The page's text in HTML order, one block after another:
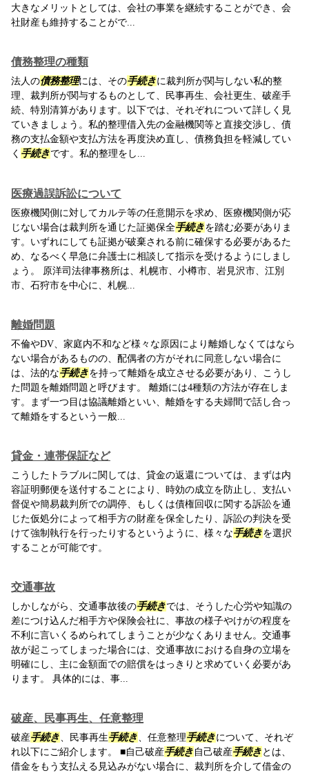
大きなメリットとしては、会社の事業を継続することができ、会
社財産も維持することがで...
債務整理の種類
法人の債務整理には、その手続きに裁判所が関与しない私的整
理、裁判所が関与するものとして、民事再生、会社更生、破産手
続、特別清算があります。以下では、それぞれについて詳しく見
ていきましょう。私的整理借入先の金融機関等と直接交渉し、債
務の支払金額や支払方法を再度決め直し、債務負担を軽減してい
く 手続きです。私的整理をし...
医療過誤訴訟について
医療機関側に対してカルテ等の任意開示を求め、医療機関側が応
じない場合は裁判所を通じた証拠保全手続きを踏む必要がありま
す。いずれにしても証拠が破棄される前に確保する必要があるた
め、なるべく早急に弁護士に相談して指示を受けるようにしまし
ょう。 原洋司法律事務所は、札幌市、小樽市、岩見沢市、江別
市、石狩市を中心に、札幌...
離婚問題
不倫やDV、家庭内不和など様々な原因により離婚しなくてはなら
ない場合があるものの、配偶者の方がそれに同意しない場合に
は、法的な手続きを持って離婚を成立させる必要があり、こうし
た問題を離婚問題と呼びます。 離婚には4種類の方法が存在しま
す。まず一つ目は協議離婚といい、離婚をする夫婦間で話し合っ
て離婚をするという一般...
貸金・連帯保証など
こうしたトラブルに関しては、貸金の返還については、まずは内
容証明郵便を送付することにより、時効の成立を防止し、支払い
督促や簡易裁判所での調停、もしくは債権回収に関する訴訟を通
じた仮処分によって相手方の財産を保全したり、訴訟の判決を受
けて強制執行を行ったりするというように、様々な手続きを選択
することが可能です。
交通事故
しかしながら、交通事故後の手続きでは、そうした心労や知識の
差につけ込んだ相手方や保険会社に、事故の様子やけがの程度を
不利に言いくるめられてしまうことが少なくありません。交通事
故が起こってしまった場合には、交通事故における自身の立場を
明確にし、主に金額面での賠償をはっきりと求めていく必要があ
ります。 具体的には、事...
破産、民事再生、任意整理
破産手続き、民事再生手続き、任意整理手続きについて、それぞ
れ以下にご紹介します。 ■自己破産手続き自己破産手続きとは、
借金をもう支払える見込みがない場合に、裁判所を介して借金の